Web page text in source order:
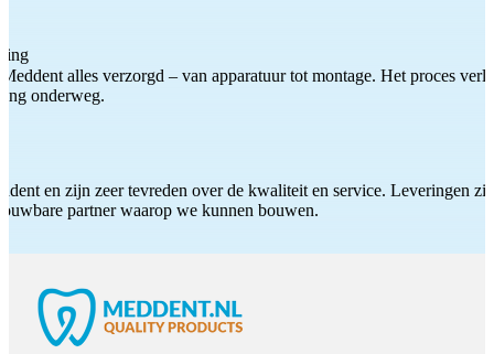
alles verzorgd – van apparatuur tot montage. Het proces
onderweg.
en zijn zeer tevreden over de kwaliteit en service. Leveringen
partner waarop we kunnen bouwen.